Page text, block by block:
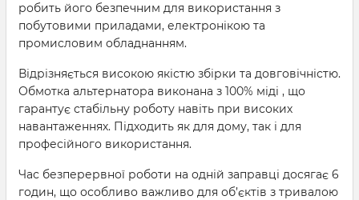
робить його безпечним для використання з
побутовими приладами, електронікою та
промисловим обладнанням.
Відрізняється високою якістю збірки та довговічністю.
Обмотка альтернатора виконана з 100% міді , що
гарантує стабільну роботу навіть при високих
навантаженнях. Підходить як для дому, так і для
професійного використання.
Час безперервної роботи на одній заправці досягає 6
годин, що особливо важливо для об’єктів з тривалою